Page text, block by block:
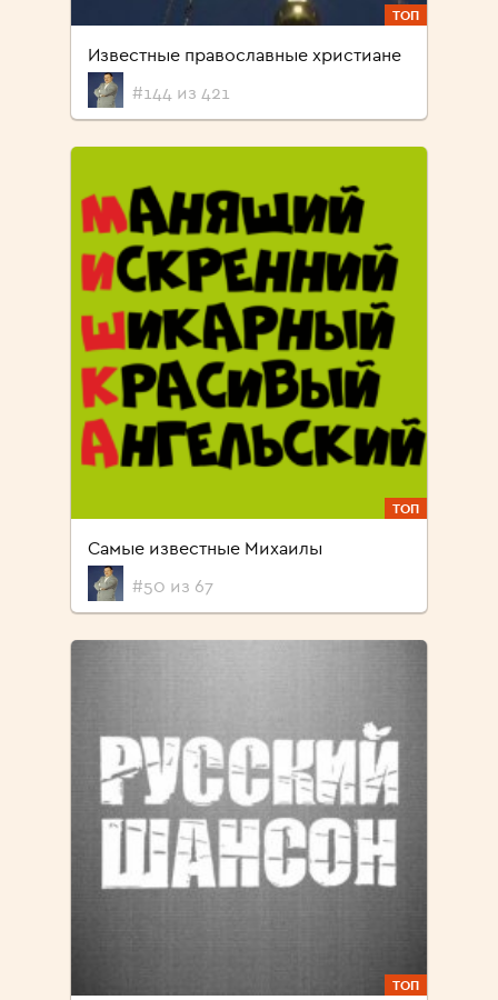
ТОП
Известные православные христиане
#144 из 421
ТОП
Самые известные Михаилы
#50 из 67
ТОП